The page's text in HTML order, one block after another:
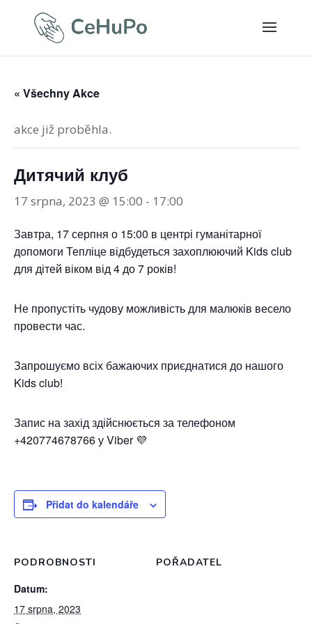
« Všechny Akce
akce již proběhla.
Дитячий клуб
17 srpna, 2023 @ 15:00 - 17:00
Завтра, 17 серпня о 15:00 в центрі гуманітарної
допомоги Тепліце відбудеться захоплюючий Kids club
для дітей віком від 4 до 7 років!
Не пропустіть чудову можливість для малюків весело
провести час.
Запрошуємо всіх бажаючих приєднатися до нашого
Kids club!
Запис на захід здійснюється за телефоном
+420774678766 у Viber 💜
Přidat do kalendáře
PODROBNOSTI
Datum:
17 srpna, 2023
POŘADATEL